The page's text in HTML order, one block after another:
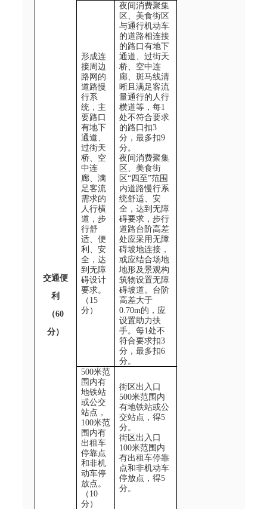
交通便
利
（60
分）
形成连
接周边
路网的
道路慢
行系
统，主
要路口
有地下
通道、
过街天
桥、空
中连
廊、满
足客流
需求的
人行横
道，步
行舒
适、便
利、安
全，达
到无障
碍设计
要求。
（ 15
分）
夜间消费聚集
区、美食街区
与通行机动车
的道路相连接
的路口有地下
通道、过街天
桥、空中连
廊、斑马线清
晰且满足客流
量通行的人行
横道等，每1
处不符合要求
的路口扣3
分，最多扣9
分。
夜间消费聚集
区、美食街
区“四至”范围
内道路慢行系
统舒适、安
全，达到无障
碍要求，步行
道路台阶高差
处应采用无障
碍坡地连接，
或应结合场地
地形及景观构
筑物设置无障
碍坡道。台阶
高差大于
0.70m的，应
设置助力扶
手。每1处不
符合要求扣3
分，最多扣6
分。
500米范
围内有
地铁站
或公交
站点，
100米范
围内有
出租车
停靠点
和非机
动车停
放点。
（ 10
分）
街区出入口
500米范围内
有地铁站或公
交站点，得5
分。
街区出入口
100米范围内
有出租车停靠
点和非机动车
停放点，得5
分。